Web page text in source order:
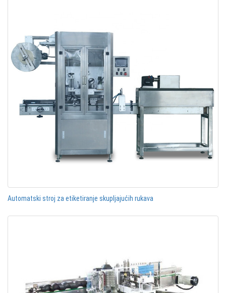
Automatski stroj za etiketiranje skupljajućih rukava